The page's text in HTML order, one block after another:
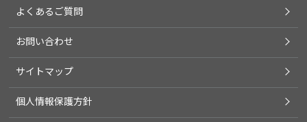
よくあるご質問
お問い合わせ
サイトマップ
個人情報保護方針